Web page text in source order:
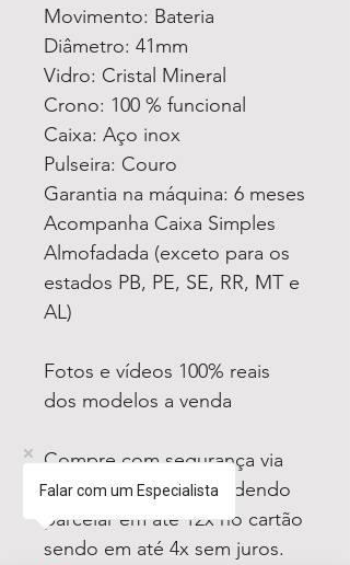
Movimento: Bateria
Diâmetro: 41mm
Vidro: Cristal Mineral
Crono: 100 % funcional
Caixa: Aço inox
Pulseira: Couro
Garantia na máquina: 6 meses
Acompanha Caixa Simples
Almofadada (exceto para os
estados PB, PE, SE, RR, MT e
AL)
Fotos e vídeos 100% reais
dos modelos a venda
Compre com segurança via
MERCADO PAGO podendo
parcelar em até 12x no cartão
sendo em até 4x sem juros.
Falar com um Especialista